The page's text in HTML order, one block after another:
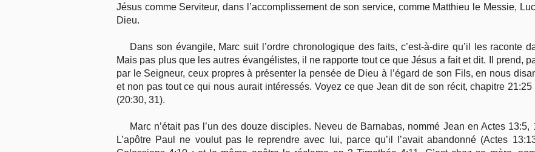
Jésus comme Serviteur, dans l’accomplissement de son service, comme Matthieu le Messie,
Dieu.
Dans son évangile, Marc suit l’ordre chronologique des faits, c’est-à-dire qu’il les raconte
Mais pas plus que les autres évangélistes, il ne rapporte tout ce que Jésus a fait et dit. Il prend,
par le Seigneur, ceux propres à présenter la pensée de Dieu à l’égard de son Fils, en nous
et non pas tout ce qui nous aurait intéressés. Voyez ce que Jean dit de son récit, chapitre
(20:30, 31).
Marc n’était pas l’un des douze disciples. Neveu de Barnabas, nommé Jean en Actes
L’apôtre Paul ne voulut pas le reprendre avec lui, parce qu’il l’avait abandonné (Actes